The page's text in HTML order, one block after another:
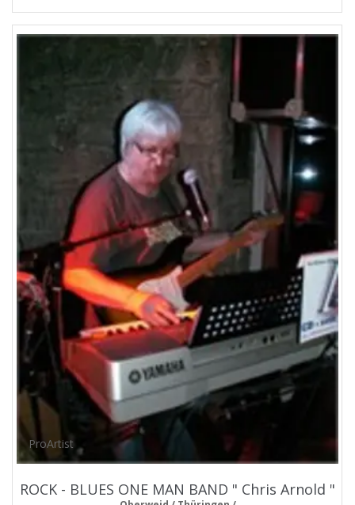
ProArtist
ROCK - BLUES ONE MAN BAND " Chris Arnold "